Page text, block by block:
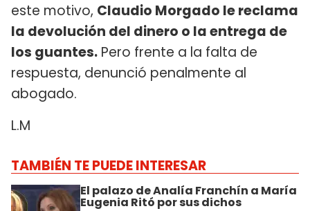
este motivo, Claudio Morgado le reclama
la devolución del dinero o la entrega de
los guantes. Pero frente a la falta de
respuesta, denunció penalmente al
abogado.
L.M
TAMBIÉN TE PUEDE INTERESAR
El palazo de Analía Franchín a María
Eugenia Ritó por sus dichos